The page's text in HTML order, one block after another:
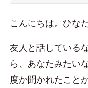
こんにちは。ひなた
友人と話している
ら、あなたみたい
度か聞かれたこと